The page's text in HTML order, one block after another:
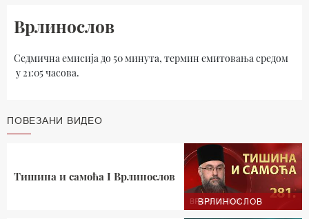
Врлинослов
Седмична емисија до 50 минута, термин емитовања средом
у 21:05 часова.
ПОВЕЗАНИ ВИДЕО
ВРЛИНОСЛОВ
Тишина и самоћа I Врлинослов